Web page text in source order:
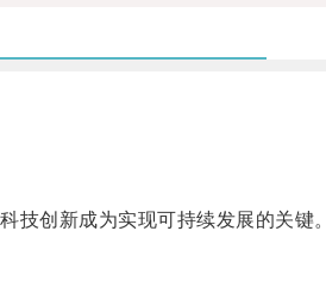
创新成为实现可持续发展的关键。